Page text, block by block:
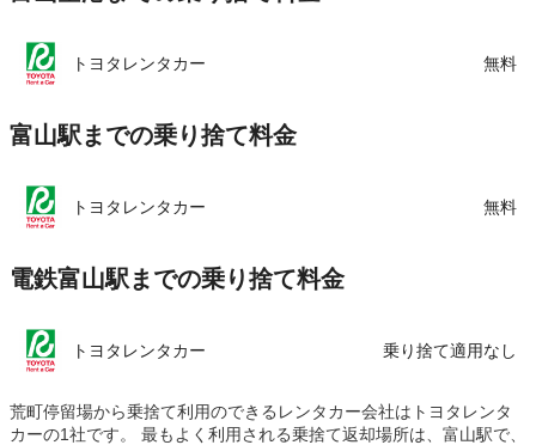
この店舗でレンタカーを探す
トヨタレンタカー 無料
富山駅までの乗り捨て料金
トヨタレンタカー 無料
電鉄富山駅までの乗り捨て料金
トヨタレンタカー 乗り捨て適用なし
荒町停留場から乗捨て利用のできるレンタカー会社はトヨタレンタ
カーの1社です。 最もよく利用される乗捨て返却場所は、富山駅で、